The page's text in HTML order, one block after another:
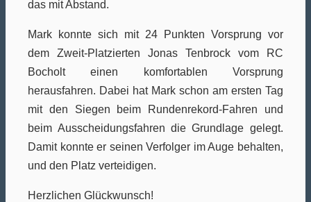
das mit Abstand.
Mark konnte sich mit 24 Punkten Vorsprung vor
dem Zweit-Platzierten Jonas Tenbrock vom RC
Bocholt einen komfortablen Vorsprung
herausfahren. Dabei hat Mark schon am ersten Tag
mit den Siegen beim Rundenrekord-Fahren und
beim Ausscheidungsfahren die Grundlage gelegt.
Damit konnte er seinen Verfolger im Auge behalten,
und den Platz verteidigen.
Herzlichen Glückwunsch!